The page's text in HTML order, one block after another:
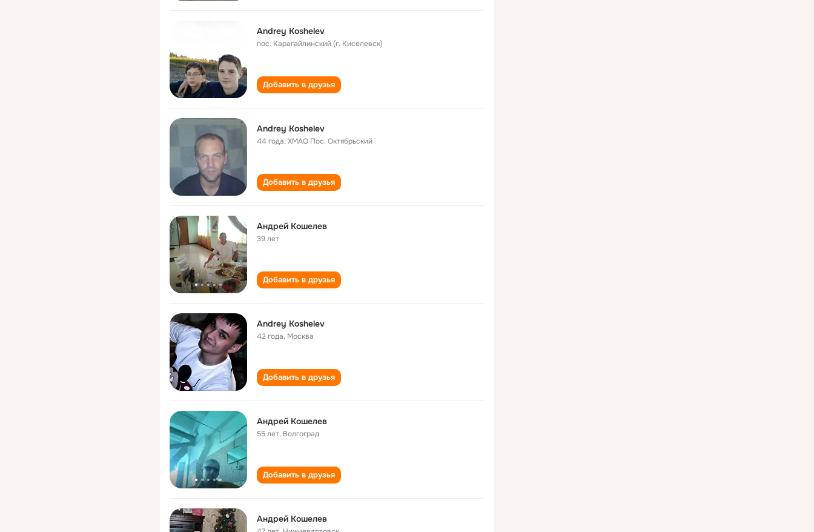
Andrey Koshelev
пос. Карагайлинский (г. Киселевск)
Добавить в друзья
Andrey Koshelev
44 года,ХМАО Пос. Октябрьский
Добавить в друзья
Андрей Кошелев
39 лет
Добавить в друзья
Andrey Koshelev
42 года, Москва
Добавить в друзья
Андрей Кошелев
55 лет, Волгоград
Добавить в друзья
Андрей Кошелев